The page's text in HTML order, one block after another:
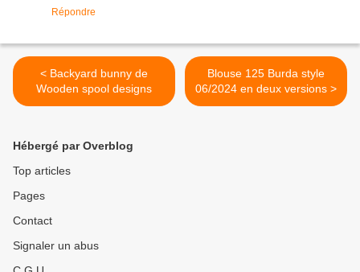
Répondre
< Backyard bunny de
Wooden spool designs
Blouse 125 Burda style
06/2024 en deux versions >
Hébergé par Overblog
Top articles
Pages
Contact
Signaler un abus